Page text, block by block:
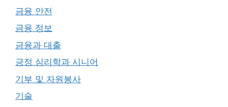
금융 안전
금융 정보
금융과 대출
긍정 심리학과 시니어
기부 및 자원봉사
기술